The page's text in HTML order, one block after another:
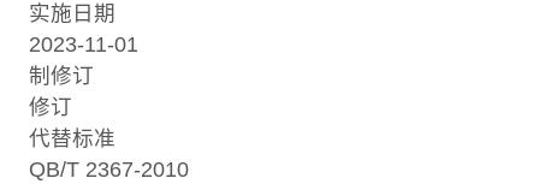
实施日期
2023-11-01
制修订
修订
代替标准
QB/T 2367-2010